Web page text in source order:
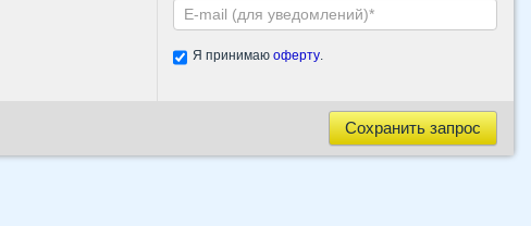
Я принимаю оферту.
Сохранить запрос